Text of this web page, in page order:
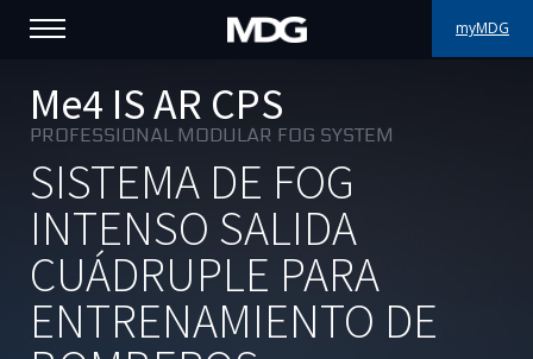
myMDG
PRODUCTOS
ASISTENCIA
PORFOLIO
ACERCA DE MDG
DÓNDE COMPRAR
Me4 IS AR CPS
PROFESSIONAL MODULAR FOG SYSTEM
SISTEMA DE FOG
INTENSO SALIDA
CUÁDRUPLE PARA
ENTRENAMIENTO DE